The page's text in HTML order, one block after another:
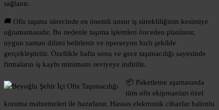
sağlanır.
🚚 Ofis taşıma sürecinde en önemli unsur iş sürekliliğinin kesintiye
uğramamasıdır. Bu nedenle taşıma işlemleri önceden planlanır,
uygun zaman dilimi belirlenir ve operasyon hızlı şekilde
gerçekleştirilir. Özellikle hafta sonu ve gece taşımacılığı sayesinde
firmaların iş kaybı minimum seviyeye indirilir.
📦 Paketleme aşamasında
tüm ofis ekipmanları özel
koruma malzemeleri ile hazırlanır. Hassas elektronik cihazlar balonlu